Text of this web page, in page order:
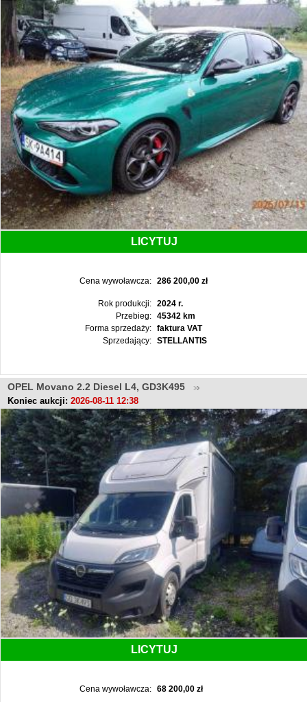
LICYTUJ
Cena wywoławcza: 286 200,00 zł
Rok produkcji:
2024 r.
Przebieg:
45342 km
Forma sprzedaży:
faktura VAT
Sprzedający:
STELLANTIS
OPEL Movano 2.2 Diesel L4, GD3K495
Koniec aukcji: 2026-08-11 12:38
LICYTUJ
Cena wywoławcza: 68 200,00 zł